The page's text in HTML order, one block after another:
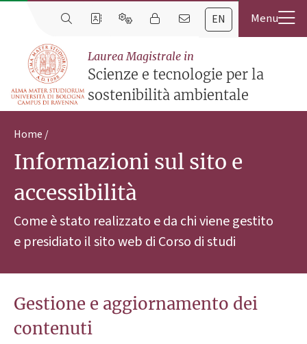
EN
Laurea Magistrale in
Scienze e tecnologie per la
sostenibilità ambientale
Home
Informazioni sul sito e
accessibilità
Come è stato realizzato e da chi viene gestito
e presidiato il sito web di Corso di studi
Gestione e aggiornamento dei
contenuti